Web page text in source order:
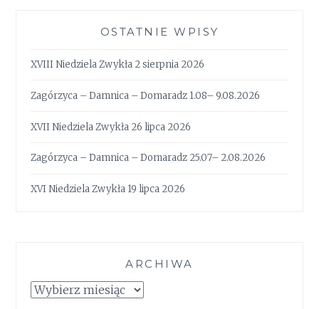
OSTATNIE WPISY
XVIII Niedziela Zwykła 2 sierpnia 2026
Zagórzyca – Damnica – Domaradz 1.08– 9.08.2026
XVII Niedziela Zwykła 26 lipca 2026
Zagórzyca – Damnica – Domaradz 25.07– 2.08.2026
XVI Niedziela Zwykła 19 lipca 2026
ARCHIWA
Archiwa